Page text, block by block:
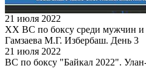
21 июля 2022
XX ВС по боксу среди мужчин
Гамзаева М.Г. Избербаш. День 3
21 июля 2022
ВС по боксу "Байкал 2022".